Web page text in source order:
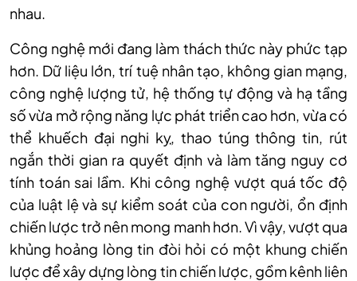
nhau.
Công nghệ mới đang làm thách thức này phức tạp
hơn. Dữ liệu lớn, trí tuệ nhân tạo, không gian mạng,
công nghệ lượng tử, hệ thống tự động và hạ tầng
số vừa mở rộng năng lực phát triển cao hơn, vừa có
thể khuếch đại nghi kỵ, thao túng thông tin, rút
ngắn thời gian ra quyết định và làm tăng nguy cơ
tính toán sai lầm. Khi công nghệ vượt quá tốc độ
của luật lệ và sự kiểm soát của con người, ổn định
chiến lược trở nên mong manh hơn. Vì vậy, vượt qua
khủng hoảng lòng tin đòi hỏi có một khung chiến
lược để xây dựng lòng tin chiến lược, gồm kênh liên